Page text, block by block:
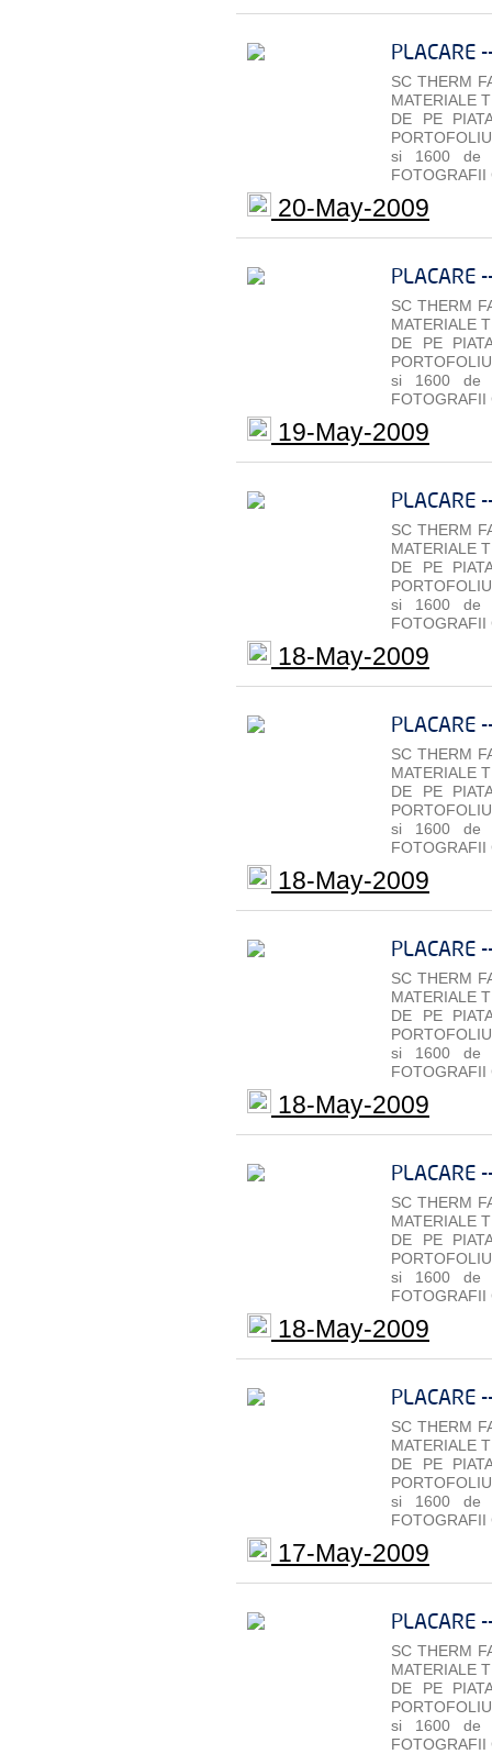
PLACARE
SC THERM
MATERIALE
DE PE
si 1600 de
FOTOGRAFII
20-May-2009
PLACARE
SC THERM
MATERIALE
DE PE
si 1600 de
FOTOGRAFII
19-May-2009
PLACARE
SC THERM
MATERIALE
DE PE
si 1600 de
FOTOGRAFII
18-May-2009
PLACARE
SC THERM
MATERIALE
DE PE
si 1600 de
FOTOGRAFII
18-May-2009
PLACARE
SC THERM
MATERIALE
DE PE
si 1600 de
FOTOGRAFII
18-May-2009
PLACARE
SC THERM
MATERIALE
DE PE
si 1600 de
FOTOGRAFII
18-May-2009
PLACARE
SC THERM
MATERIALE
DE PE
si 1600 de
FOTOGRAFII
17-May-2009
PLACARE
SC THERM
MATERIALE
DE PE
si 1600 de
FOTOGRAFII